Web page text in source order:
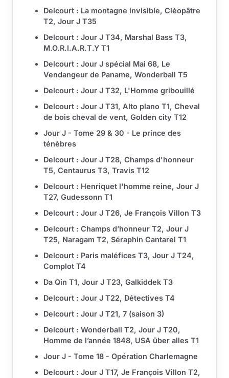
Delcourt : La montagne invisible, Cléopâtre
T2, Jour J T35
Delcourt : Jour J T34, Marshal Bass T3,
M.O.R.I.A.R.T.Y T1
Delcourt : Jour J spécial Mai 68, Le
Vendangeur de Paname, Wonderball T5
Delcourt : Jour J T32, L'Homme gribouillé
Delcourt : Jour J T31, Alto plano T1, Cheval
de bois cheval de vent, Golden city T12
Jour J - Tome 29 & 30 - Le prince des
ténèbres
Delcourt : Jour J T28, Champs d'honneur
T5, Centaurus T3, Travis T12
Delcourt : Henriquet l'homme reine, Jour J
T27, Gudessonn T1
Delcourt : Jour J T26, Je François Villon T3
Delcourt : Champs d’honneur T2, Jour J
T25, Naragam T2, Séraphin Cantarel T1
Delcourt : Paris maléfices T3, Jour J T24,
Complot T4
Da Qin T1, Jour J T23, Galkiddek T3
Delcourt : Jour J T22, Détectives T4
Delcourt : Jour J T21, 7 (saison 3)
Delcourt : Wonderball T2, Jour J T20,
Homme de l’année 1848, USA über alles T1
Jour J - Tome 18 - Opération Charlemagne
Delcourt : Jour J T17, Je François Villon T2,